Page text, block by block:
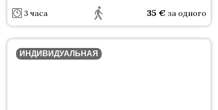
3 часа 35 € за одного
ИНДИВИДУАЛЬНАЯ